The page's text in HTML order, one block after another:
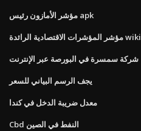
مؤشر الأمازون رئيس apk
مؤشر المؤشرات الاقتصادية الرائدة wiki
شركة سمسرة في البورصة عبر الإنترنت
يجف الرسم البياني للسعر
معدل ضريبة الدخل في كندا
Cbd النفط في الصين